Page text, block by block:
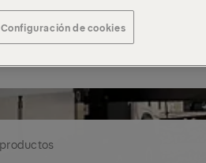
Configuración de cookies